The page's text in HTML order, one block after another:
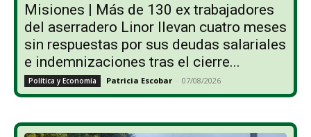
Misiones | Más de 130 ex trabajadores
del aserradero Linor llevan cuatro meses
sin respuestas por sus deudas salariales
e indemnizaciones tras el cierre...
Política y Economía Patricia Escobar - 07/08/2026